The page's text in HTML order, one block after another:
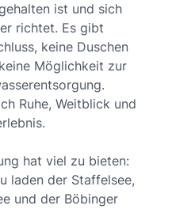
ist und sich
richtet. Es gibt
keine Duschen
Möglichkeit zur
Ruhe, Weitblick und
hat viel zu bieten:
laden der Staffelsee,
und der Böbinger